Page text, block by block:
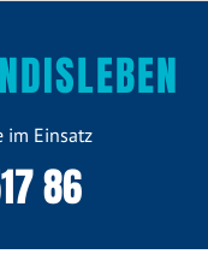
im Einsatz
86